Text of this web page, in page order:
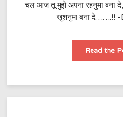
चल आज तू मुझे अपना रहनुमा बना दे,
खुशनुमा बना दे…….!!
Read the